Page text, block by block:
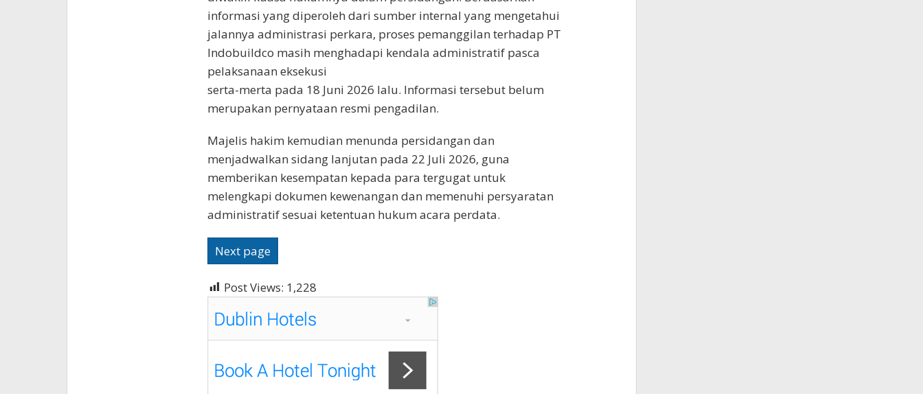
informasi yang diperoleh dari sumber internal yang mengetahui
jalannya administrasi perkara, proses pemanggilan terhadap PT
Indobuildco masih menghadapi kendala administratif pasca
pelaksanaan eksekusi
serta-merta pada 18 Juni 2026 lalu. Informasi tersebut belum
merupakan pernyataan resmi pengadilan.
Majelis hakim kemudian menunda persidangan dan
menjadwalkan sidang lanjutan pada 22 Juli 2026, guna
memberikan kesempatan kepada para tergugat untuk
melengkapi dokumen kewenangan dan memenuhi persyaratan
administratif sesuai ketentuan hukum acara perdata.
Next page
Post Views: 1,228